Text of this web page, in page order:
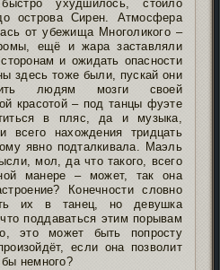
ухудшилось, стоило
острова Сирен. Атмосфера
от убежища Многоликого –
ещё и жара заставляли
и ожидать опасности
здесь тоже были, пускай они
людям мозги своей
красотой – под танцы фуэте
в пляс, да и музыка,
всего нахождения тридцать
явно подталкивала. Маэль
мол, да что такого, всего
манере – может, так она
Конечности словно
их в танец, но девушка
поддаваться этим порывам
это может быть попросту
если она позволит
немного?